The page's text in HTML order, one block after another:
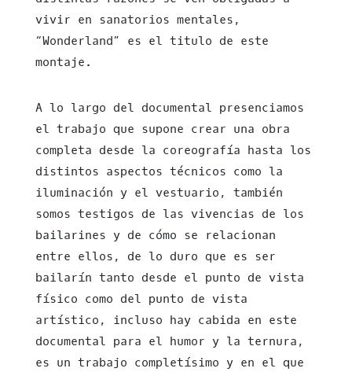
vivir en sanatorios mentales,
“Wonderland” es el titulo de este
montaje.
A lo largo del documental presenciamos
el trabajo que supone crear una obra
completa desde la coreografía hasta los
distintos aspectos técnicos como la
iluminación y el vestuario, también
somos testigos de las vivencias de los
bailarines y de cómo se relacionan
entre ellos, de lo duro que es ser
bailarín tanto desde el punto de vista
físico como del punto de vista
artístico, incluso hay cabida en este
documental para el humor y la ternura,
es un trabajo completísimo y en el que